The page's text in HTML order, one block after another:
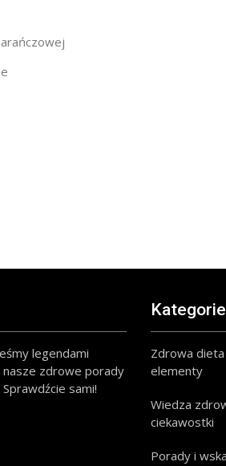
legendami
nasze zdrowe porady
sami!
Kategorie
Zdrowa
elementy
Wiedza
ciekawostki
Porady i